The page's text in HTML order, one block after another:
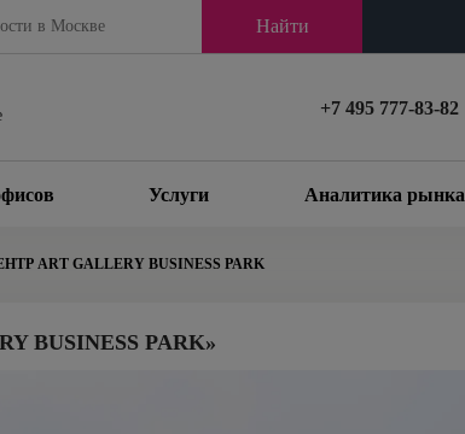
Найти
+7 495 777-83-82
Услуги Аналитика рынка
ART GALLERY BUSINESS PARK
BUSINESS PARK»